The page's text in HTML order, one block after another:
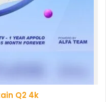
Q2 4k